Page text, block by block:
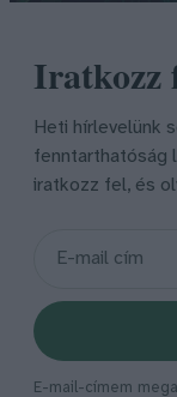
Iratkozz
Heti hírlevelünk
fenntarthatóság
iratkozz fel, és
E-mail-címem